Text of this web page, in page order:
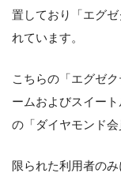
置しており「エグ
れています。
こちらの「エグゼ
ームおよびスイー
の「ダイヤモンド会
限られた利用者の